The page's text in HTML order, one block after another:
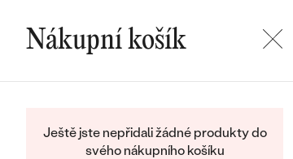
LETNÍ BLACK FRIDAY:
BLOGŠPERKY NA MÍRU DOMLUVIT
Nákupní košík
Ještě jste nepřidali žádné produkty do
svého nákupního košíku